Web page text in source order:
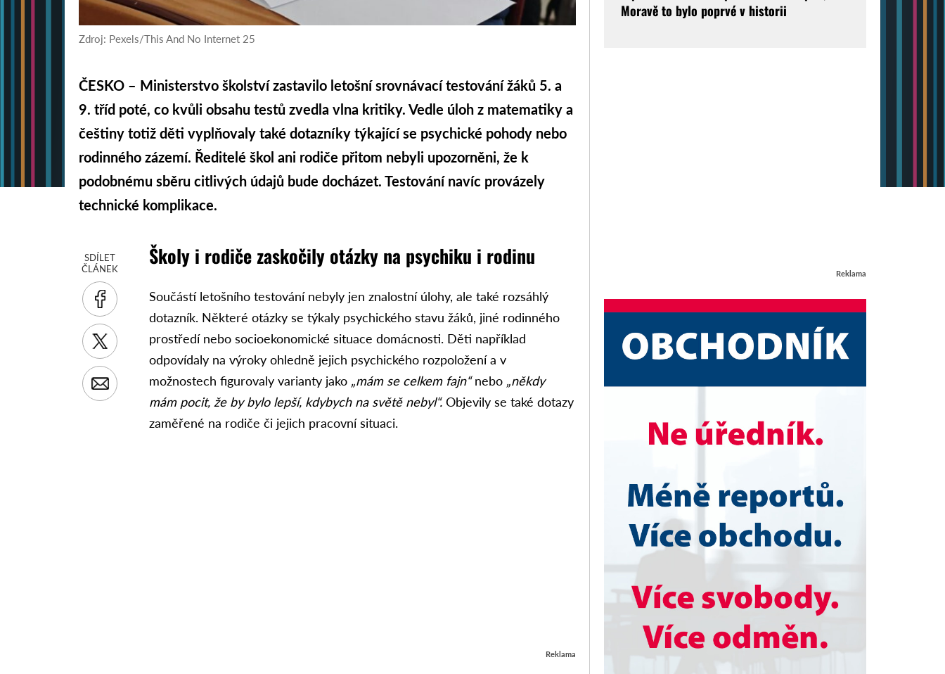
Zdroj: Pexels/This And No Internet 25
ČESKO – Ministerstvo školství zastavilo letošní srovnávací testování žáků 5. a
9. tříd poté, co kvůli obsahu testů zvedla vlna kritiky. Vedle úloh z matematiky a
češtiny totiž děti vyplňovaly také dotazníky týkající se psychické pohody nebo
rodinného zázemí. Ředitelé škol ani rodiče přitom nebyli upozorněni, že k
podobnému sběru citlivých údajů bude docházet. Testování navíc provázely
technické komplikace.
SDÍLET
ČLÁNEK
Školy i rodiče zaskočily otázky na psychiku i rodinu
Součástí letošního testování nebyly jen znalostní úlohy, ale také rozsáhlý
dotazník. Některé otázky se týkaly psychického stavu žáků, jiné rodinného
prostředí nebo socioekonomické situace domácnosti. Děti například
odpovídaly na výroky ohledně jejich psychického rozpoložení a v
možnostech figurovaly varianty jako „mám se celkem fajn“nebo „někdy
mám pocit, že by bylo lepší, kdybych na světě nebyl“.Objevily se také dotazy
zaměřené na rodiče či jejich pracovní situaci.
Reklama
Moravě to bylo poprvé v historii
Reklama